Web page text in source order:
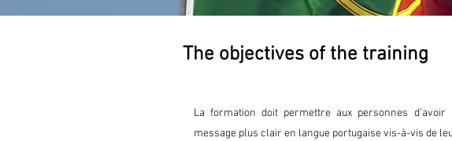
The objectives of the training
La formation doit permettre aux personnes
message plus clair en langue portugaise vis-à-vis de